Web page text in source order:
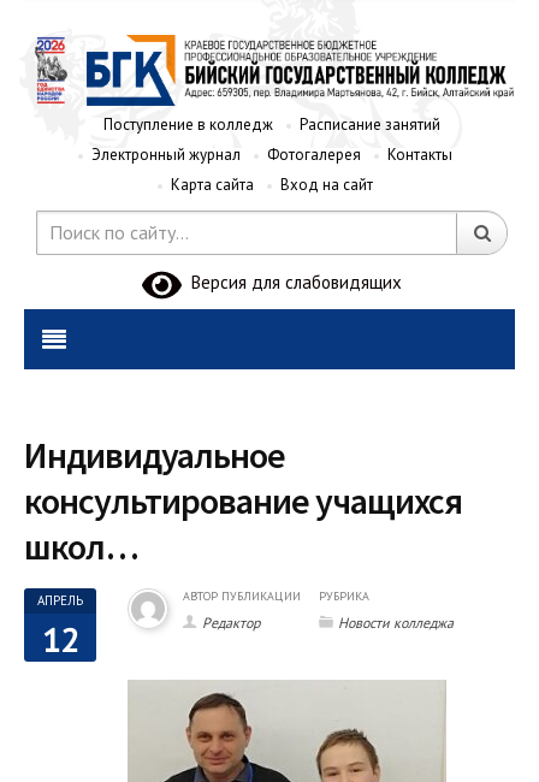
Поступление в колледж
Расписание занятий
Электронный журнал
Фотогалерея
Контакты
Карта сайта
Вход на сайт
Версия для слабовидящих
Индивидуальное
консультирование учащихся
школ…
АПРЕЛЬ
12
АВТОР ПУБЛИКАЦИИ
Редактор
РУБРИКА
Новости колледжа